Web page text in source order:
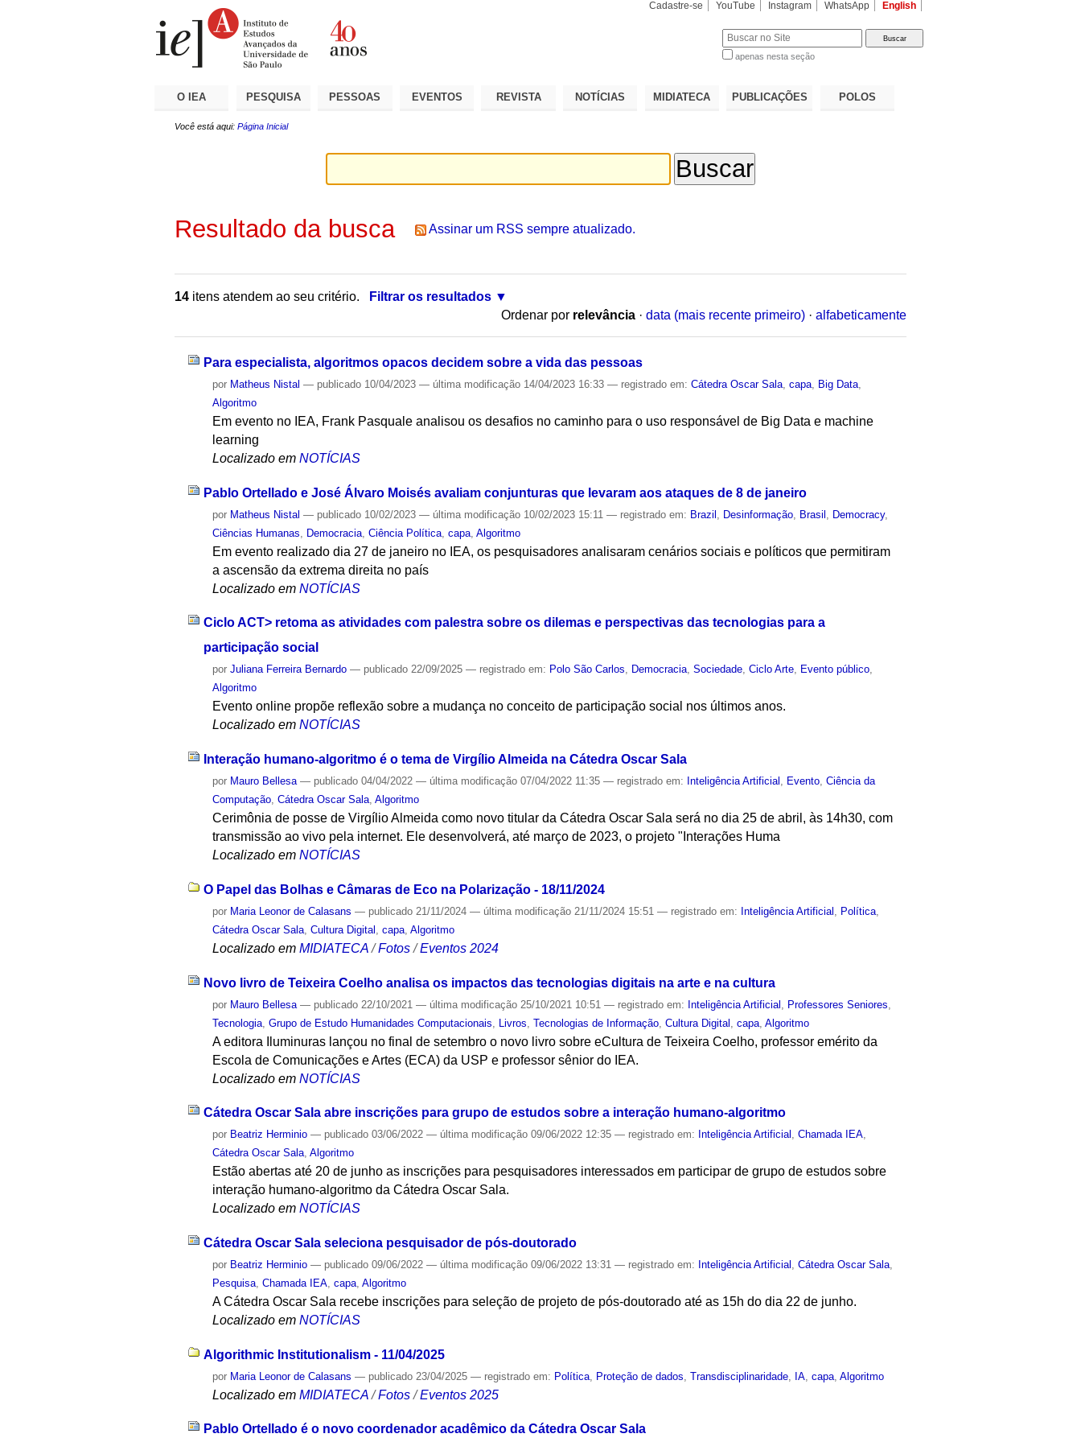
Cadastre-se YouTube Instagram WhatsApp English
apenas nesta seção
O IEA PESQUISA PESSOAS EVENTOS REVISTA NOTÍCIAS MIDIATECA PUBLICAÇÕES POLOS
Você está aqui: Página Inicial
Resultado da busca Assinar um RSS sempre atualizado.
14 itens atendem ao seu critério.
Filtrar os resultados
Ordenar por relevância · data (mais recente primeiro) · alfabeticamente
Para especialista, algoritmos opacos decidem sobre a vida das pessoas
por Matheus Nistal — publicado 10/04/2023— última modificação 14/04/2023 16:33— registrado em:Cátedra Oscar Sala ,capa Big Data
Algoritmo
Em evento no IEA, Frank Pasquale analisou os desafios no caminho para o uso responsável de Big Data e machine
learning
Localizado em NOTÍCIAS
Pablo Ortellado e José Álvaro Moisés avaliam conjunturas que levaram aos ataques de 8 de janeiro
por Matheus Nistal — publicado 10/02/2023— última modificação 10/02/2023 15:11— registrado em: Brazil Desinformação Brasil Democracy,
Ciências Humanas
Democracia ,Ciência Política ,capa ,Algoritmo
Em evento realizado dia 27 de janeiro no IEA, os pesquisadores analisaram cenários sociais e políticos que permitiram
a ascensão da extrema direita no país
Localizado em NOTÍCIAS
Ciclo ACT> retoma as atividades com palestra sobre os dilemas e perspectivas das tecnologias para a
participação social
porJuliana Ferreira Bernardo — publicado 22/09/2025— registrado em: Polo São Carlos, Democracia,Sociedade,Ciclo Arte, Evento público,
Algoritmo
Evento online propõe reflexão sobre a mudança no conceito de participação social nos últimos anos.
Localizado em NOTÍCIAS
Interação humano-algoritmo é o tema de Virgílio Almeida na Cátedra Oscar Sala
por Mauro Bellesa — publicado 04/04/2022— última modificação 07/04/2022 11:35— registrado em: Inteligência Artificial , Evento,Ciência da
Computação,Cátedra Oscar Sala,Algoritmo
Cerimônia de posse de Virgílio Almeida como novo titular da Cátedra Oscar Sala será no dia 25 de abril, às 14h30, com
transmissão ao vivo pela internet. Ele desenvolverá, até março de 2023, o projeto "Interações Huma
Localizado em NOTÍCIAS
O Papel das Bolhas e Câmaras de Eco na Polarização - 18/11/2024
por Maria Leonor de Calasans — publicado 21/11/2024— última modificação 21/11/2024 15:51— registrado em: Inteligência Artificial Política
Cátedra Oscar Sala ,Cultura Digital ,capa ,Algoritmo
Localizado em MIDIATECA /Fotos /Eventos 2024
Novo livro de Teixeira Coelho analisa os impactos das tecnologias digitais na arte e na cultura
por Mauro Bellesa — publicado 22/10/2021— última modificação 25/10/2021 10:51— registrado em: Inteligência Artificial Professores Seniores
Tecnologia ,Grupo de Estudo Humanidades Computacionais Livros ,Tecnologias de Informação ,Cultura Digital ,capa ,Algoritmo
A editora Iluminuras lançou no final de setembro o novo livro sobre eCultura de Teixeira Coelho, professor emérito da
Escola de Comunicações e Artes (ECA) da USP e professor sênior do IEA.
Localizado em NOTÍCIAS
Cátedra Oscar Sala abre inscrições para grupo de estudos sobre a interação humano-algoritmo
por Beatriz Herminio — publicado 03/06/2022— última modificação 09/06/2022 12:35— registrado em: Inteligência Artificial ,Chamada IEA,
Cátedra Oscar Sala,Algoritmo
Estão abertas até 20 de junho as inscrições para pesquisadores interessados em participar de grupo de estudos sobre
interação humano-algoritmo da Cátedra Oscar Sala.
Localizado em NOTÍCIAS
Cátedra Oscar Sala seleciona pesquisador de pós-doutorado
por Beatriz Herminio — publicado 09/06/2022— última modificação 09/06/2022 13:31— registrado em: Inteligência Artificial ,Cátedra Oscar Sala
Pesquisa ,Chamada IEA ,capa ,Algoritmo
A Cátedra Oscar Sala recebe inscrições para seleção de projeto de pós-doutorado até as 15h do dia 22 de junho.
Localizado em NOTÍCIAS
Algorithmic Institutionalism - 11/04/2025
por Maria Leonor de Calasans — publicado 23/04/2025— registrado em: Política Proteção de dados ,Transdisciplinaridade IA ,capa ,Algoritmo
Localizado em MIDIATECA /Fotos /Eventos 2025
Pablo Ortellado é o novo coordenador acadêmico da Cátedra Oscar Sala